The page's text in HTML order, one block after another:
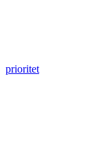
prioritet